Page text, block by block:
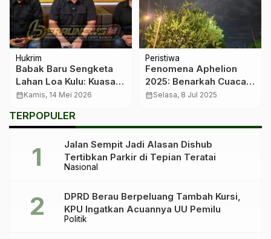
Hukrim
​Babak Baru Sengketa
Lahan Loa Kulu: Kuasa
Hukum Ungkap Dugaan
Dokumen Palsu dalam
Klaim Tanah
calendar_monthKamis, 14 Mei 2026
Peristiwa
Fenomena Aphelion
2025: Benarkah Cuaca
Akan Lebih Dingin di
calendar_monthSelasa, 8 Jul 2025
TERPOPULER
Nasional
Jalan Sempit Jadi Alasan Dishub
Tertibkan Parkir di Tepian Teratai
Politik
DPRD Berau Berpeluang Tambah Kursi,
KPU Ingatkan Acuannya UU Pemilu